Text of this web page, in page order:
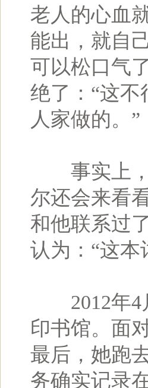
老人的心血
能出，就自
可以松口气
绝了：“这
人家做的。”
事实上，
尔还会来看
和他联系过
认为：“这
2012年4
印书馆。面
最后，她跑
务确实记录